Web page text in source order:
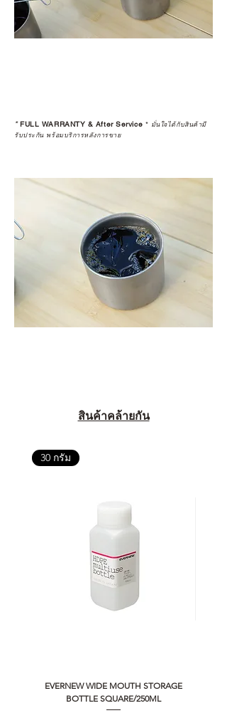
*FULL WARRANTY & After Service * มั่นใจได้กับสินค้ามี
รับประกัน พร้อมบริการหลังการขาย
สินค้าคล้ายกัน
30 กรัม
EVERNEW WIDE MOUTH STORAGE
BOTTLE SQUARE/250ML